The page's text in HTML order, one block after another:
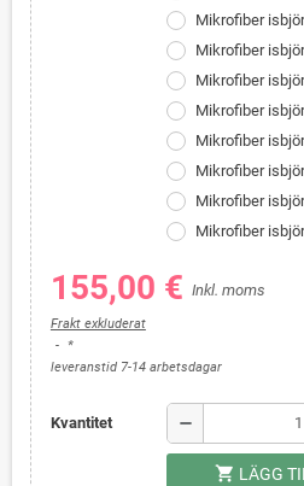
Mikrofiber
Mikrofiber
Mikrofiber
Mikrofiber
Mikrofiber
Mikrofiber
Mikrofiber
Mikrofiber
155,00 € Inkl. moms
Frakt exkluderat
*
leveranstid 7-14 arbetsdagar
Kvantitet remove
shopping_cart LÄGG